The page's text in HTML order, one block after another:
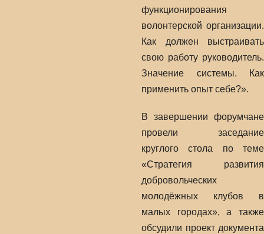
функционирования
волонтерской организации.
Как должен выстраивать
свою работу руководитель.
Значение системы. Как
применить опыт себе?».
В завершении форумчане
провели заседание
круглого стола по теме
«Стратегия развития
добровольческих
молодёжных клубов в
малых городах», а также
обсудили проект документа